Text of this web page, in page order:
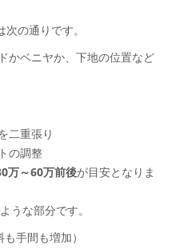
の通りです。
かベニヤか、下地の位置など
二重張り
の調整
万～60万前後が目安となりま
うな部分です。
手間も増加）